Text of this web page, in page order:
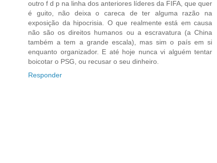
outro f d p na linha dos anteriores líderes da FIFA, que quer
é guito, não deixa o careca de ter alguma razão na
exposição da hipocrisia. O que realmente está em causa
não são os direitos humanos ou a escravatura (a China
também a tem a grande escala), mas sim o país em si
enquanto organizador. E até hoje nunca vi alguém tentar
boicotar o PSG, ou recusar o seu dinheiro.
Responder